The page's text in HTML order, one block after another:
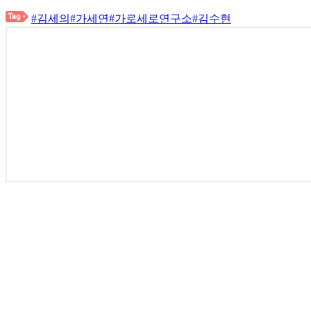
#김세의 #가세연#가로세로연구소#김수현